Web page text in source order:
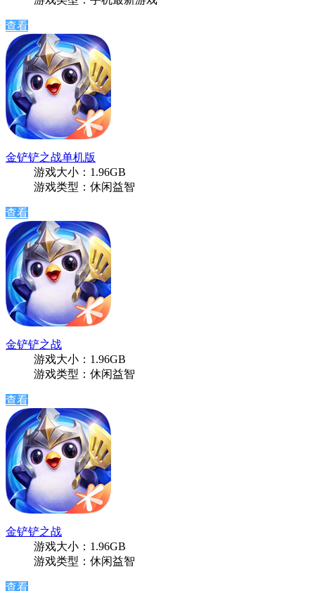
查看
金铲铲之战单机版
游戏大小：1.96GB
游戏类型：休闲益智
查看
金铲铲之战
游戏大小：1.96GB
游戏类型：休闲益智
查看
金铲铲之战
游戏大小：1.96GB
游戏类型：休闲益智
查看